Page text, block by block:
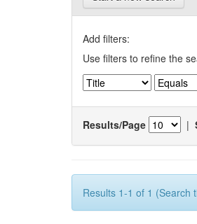
Add filters:
Use filters to refine the
Results/Page |
Results 1-1 of 1 (Search